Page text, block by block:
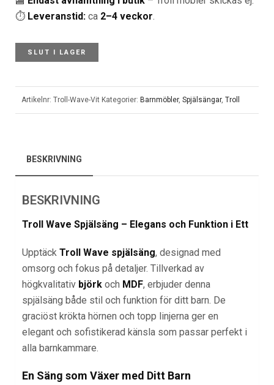
⏱️ Leveranstid: ca 2–4 veckor.
SLUT I LAGER
Artikelnr: Troll-Wave-Vit Kategorier: Barnmöbler, Spjälsängar, Troll
BESKRIVNING
BESKRIVNING
Troll Wave Spjälsäng – Elegans och Funktion i Ett
Upptäck Troll Wave spjälsäng, designad med
omsorg och fokus på detaljer. Tillverkad av
högkvalitativ björk och MDF, erbjuder denna
spjälsäng både stil och funktion för ditt barn. De
graciöst krökta hörnen och topp linjerna ger en
elegant och sofistikerad känsla som passar perfekt i
alla barnkammare.
En Säng som Växer med Ditt Barn